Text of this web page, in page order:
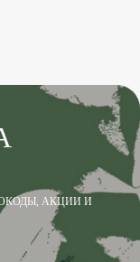
АКЦИИ И